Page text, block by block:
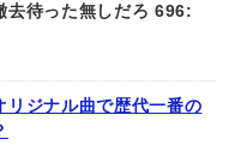
去待った無しだろ 696:
リジナル曲で歴代一番の